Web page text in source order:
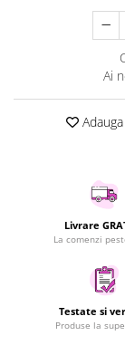
Scule electrice si
Silicon, spume
Textile si covoare
Uscatoare rufe
Utilaje si
Accesorii tablete
Laptopuri si
Telefoane Mobile
Wearable &
Electrocasnice &
Accesorii si piese
rufe si uscatoare
Ai
Adauga
Livrare
La comenzi
Testate si
Produse la